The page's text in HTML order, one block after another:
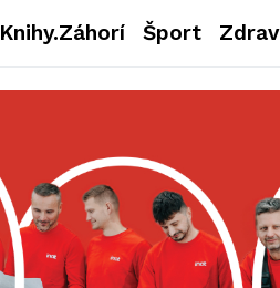
Knihy.Záhorí Šport